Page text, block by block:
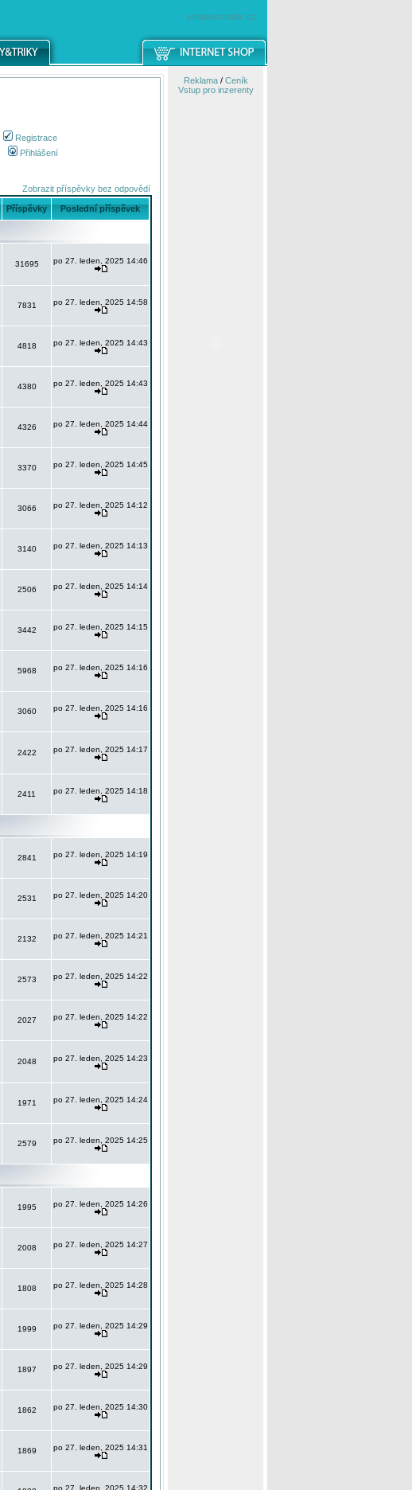
windowsmobile.cz
Registrace
Přihlášení
Zobrazit příspěvky bez odpovědí
Příspěvky Poslední příspěvek
31695 po 27. leden, 2025 14:46
7831 po 27. leden, 2025 14:58
4818 po 27. leden, 2025 14:43
4380 po 27. leden, 2025 14:43
4326 po 27. leden, 2025 14:44
3370 po 27. leden, 2025 14:45
3066 po 27. leden, 2025 14:12
3140 po 27. leden, 2025 14:13
2506 po 27. leden, 2025 14:14
3442 po 27. leden, 2025 14:15
5968 po 27. leden, 2025 14:16
3060 po 27. leden, 2025 14:16
2422 po 27. leden, 2025 14:17
2411 po 27. leden, 2025 14:18
2841 po 27. leden, 2025 14:19
2531 po 27. leden, 2025 14:20
2132 po 27. leden, 2025 14:21
2573 po 27. leden, 2025 14:22
2027 po 27. leden, 2025 14:22
2048 po 27. leden, 2025 14:23
1971 po 27. leden, 2025 14:24
2579 po 27. leden, 2025 14:25
1995 po 27. leden, 2025 14:26
2008 po 27. leden, 2025 14:27
1808 po 27. leden, 2025 14:28
1999 po 27. leden, 2025 14:29
1897 po 27. leden, 2025 14:29
1862 po 27. leden, 2025 14:30
1869 po 27. leden, 2025 14:31
po 27. leden, 2025 14:32
Reklama/ Ceník
Vstup pro inzerenty